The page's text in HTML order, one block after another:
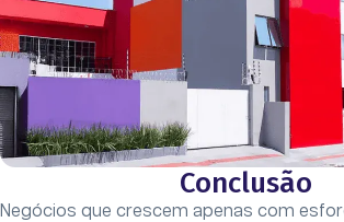
Conclusão
Negócios que crescem apenas com